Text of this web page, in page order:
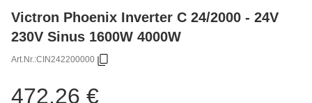
Victron Phoenix Inverter C 24/2000 - 24V
230V Sinus 1600W 4000W
Art.Nr.:CIN242200000
472,26 €